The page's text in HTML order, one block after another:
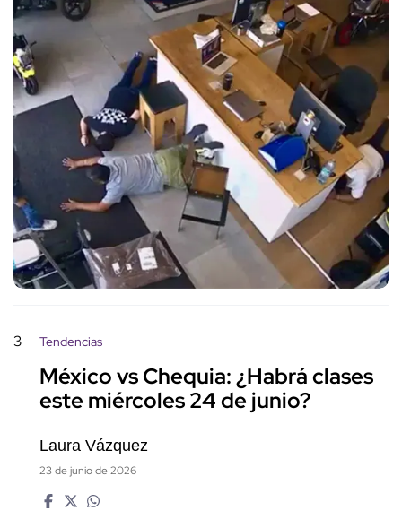
3 Tendencias
México vs Chequia: ¿Habrá clases
este miércoles 24 de junio?
Laura Vázquez
23 de junio de 2026